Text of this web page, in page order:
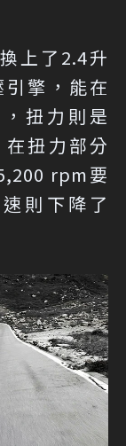
上了2.4升
擎，能在
扭力則是
扭力部分
rpm要
則下降了